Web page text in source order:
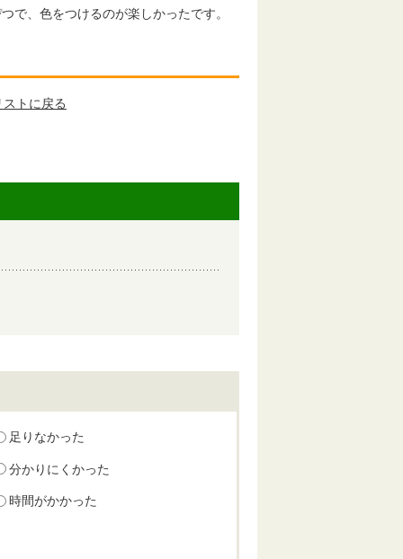
、色をつけるのが楽しかったです。
ストに戻る
足りなかった
分かりにくかった
時間がかかった